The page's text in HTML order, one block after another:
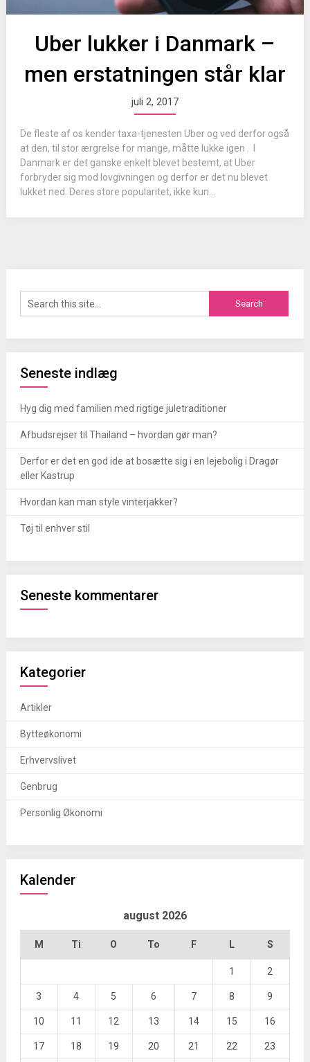
Uber lukker i Danmark –
men erstatningen står klar
juli 2, 2017
De fleste af os kender taxa-tjenesten Uber og ved derfor også
at den, til stor ærgrelse for mange, måtte lukke igen . I
Danmark er det ganske enkelt blevet bestemt, at Uber
forbryder sig mod lovgivningen og derfor er det nu blevet
lukket ned. Deres store popularitet, ikke kun...
Seneste indlæg
Hyg dig med familien med rigtige juletraditioner
Afbudsrejser til Thailand – hvordan gør man?
Derfor er det en god ide at bosætte sig i en lejebolig i Dragør
eller Kastrup
Hvordan kan man style vinterjakker?
Tøj til enhver stil
Seneste kommentarer
Kategorier
Artikler
Bytteøkonomi
Erhvervslivet
Genbrug
Personlig Økonomi
Kalender
august 2026
M Ti O To F L S
1 2
3 4 5 6 7 8 9
10 11 12 13 14 15 16
17 18 19 20 21 22 23